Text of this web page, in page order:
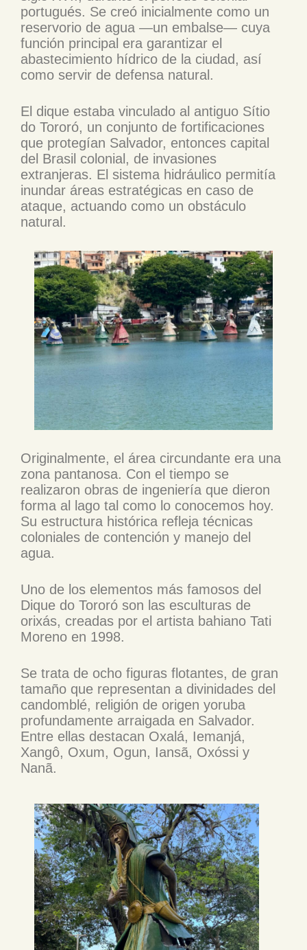
portugués. Se creó inicialmente como un
reservorio de agua —un embalse— cuya
función principal era garantizar el
abastecimiento hídrico de la ciudad, así
como servir de defensa natural.
El dique estaba vinculado al antiguo Sítio
do Tororó, un conjunto de fortificaciones
que protegían Salvador, entonces capital
del Brasil colonial, de invasiones
extranjeras. El sistema hidráulico permitía
inundar áreas estratégicas en caso de
ataque, actuando como un obstáculo
natural.
Originalmente, el área circundante era una
zona pantanosa. Con el tiempo se
realizaron obras de ingeniería que dieron
forma al lago tal como lo conocemos hoy.
Su estructura histórica refleja técnicas
coloniales de contención y manejo del
agua.
Uno de los elementos más famosos del
Dique do Tororó son las esculturas de
orixás, creadas por el artista bahiano Tati
Moreno en 1998.
Se trata de ocho figuras flotantes, de gran
tamaño que representan a divinidades del
candomblé, religión de origen yoruba
profundamente arraigada en Salvador.
Entre ellas destacan Oxalá, Iemanjá,
Xangô, Oxum, Ogun, Iansã, Oxóssi y
Nanã.